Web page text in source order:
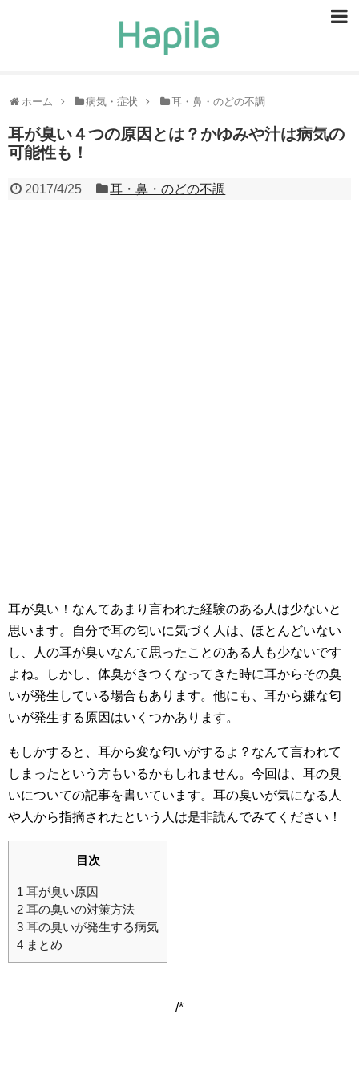
ホーム 病気・症状 耳・鼻・のどの不調
耳が臭い４つの原因とは？かゆみや汁は病気の
可能性も！
2017/4/25 耳・鼻・のどの不調
耳が臭い！なんてあまり言われた経験のある人は少ないと
思います。自分で耳の匂いに気づく人は、ほとんどいない
し、人の耳が臭いなんて思ったことのある人も少ないです
よね。しかし、体臭がきつくなってきた時に耳からその臭
いが発生している場合もあります。他にも、耳から嫌な匂
いが発生する原因はいくつかあります。
もしかすると、耳から変な匂いがするよ？なんて言われて
しまったという方もいるかもしれません。今回は、耳の臭
いについての記事を書いています。耳の臭いが気になる人
や人から指摘されたという人は是非読んでみてください！
目次
1 耳が臭い原因
2 耳の臭いの対策方法
3 耳の臭いが発生する病気
4 まとめ
/*
ヘアケア
ヘルスケア
食事・食べ物